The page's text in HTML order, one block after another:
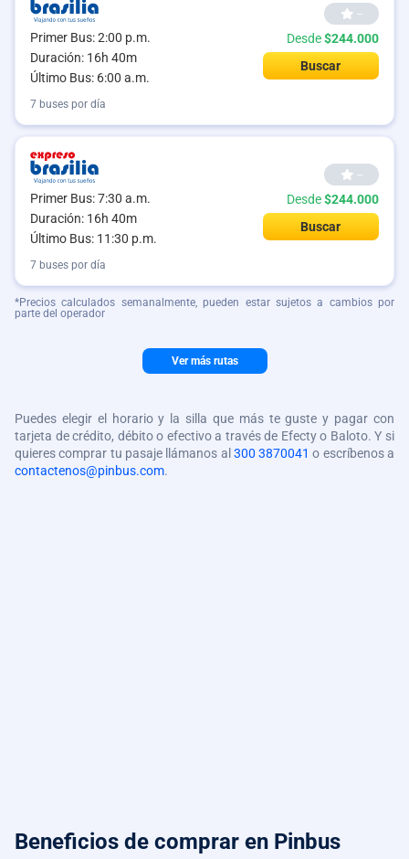
Primer Bus: 2:00 p.m.
Duración: 16h 40m
Último Bus: 6:00 a.m.
--
Desde$244.000
Buscar
7 buses por día
Primer Bus: 7:30 a.m.
Duración: 16h 40m
Último Bus: 11:30 p.m.
--
Desde$244.000
Buscar
7 buses por día
*Precios calculados semanalmente, pueden estar sujetos a cambios por
parte del operador
Ver más rutas
Puedes elegir el horario y la silla que más te guste y pagar con
tarjeta de crédito, débito o efectivo a través de Efecty o Baloto. Y si
quieres comprar tu pasaje llámanos al 300 3870041 o escríbenos a
contactenos@pinbus.com.
Beneficios de comprar en Pinbus